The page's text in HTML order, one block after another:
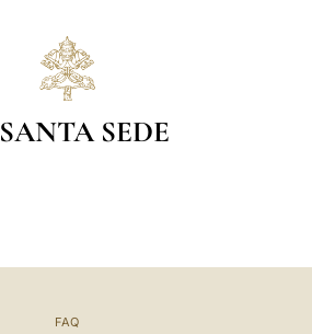
SANTA SEDE
FAQ